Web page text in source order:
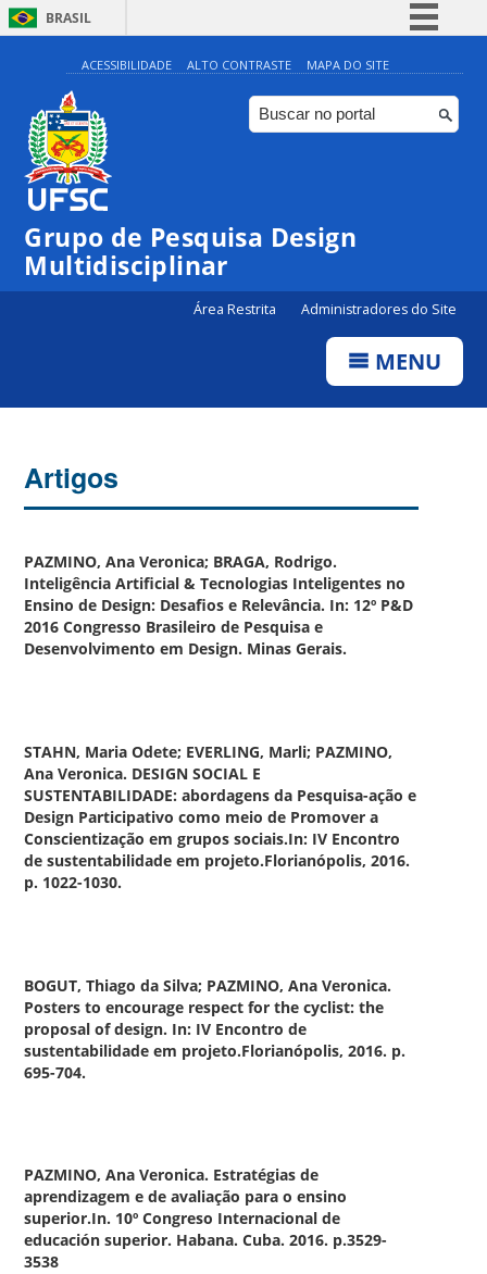
BRASIL
Simplifique!
Comunica BR
Participe
Canais
ACESSIBILIDADE ALTO CONTRASTE MAPA DO SITE
Grupo de Pesquisa Design
Multidisciplinar
Área Restrita Administradores do Site
MENU
Artigos
PAZMINO, Ana Veronica; BRAGA, Rodrigo.
Inteligência Artificial & Tecnologias Inteligentes no
Ensino de Design: Desafios e Relevância. In: 12º P&D
2016 Congresso Brasileiro de Pesquisa e
Desenvolvimento em Design. Minas Gerais.
STAHN, Maria Odete; EVERLING, Marli; PAZMINO,
Ana Veronica. DESIGN SOCIAL E
SUSTENTABILIDADE: abordagens da Pesquisa-ação e
Design Participativo como meio de Promover a
Conscientização em grupos sociais.In: IV Encontro
de sustentabilidade em projeto.Florianópolis, 2016.
p. 1022-1030.
BOGUT, Thiago da Silva; PAZMINO, Ana Veronica.
Posters to encourage respect for the cyclist: the
proposal of design. In: IV Encontro de
sustentabilidade em projeto.Florianópolis, 2016. p.
695-704.
PAZMINO, Ana Veronica. Estratégias de
aprendizagem e de avaliação para o ensino
superior.In. 10º Congreso Internacional de
educación superior. Habana. Cuba. 2016. p.3529-
3538